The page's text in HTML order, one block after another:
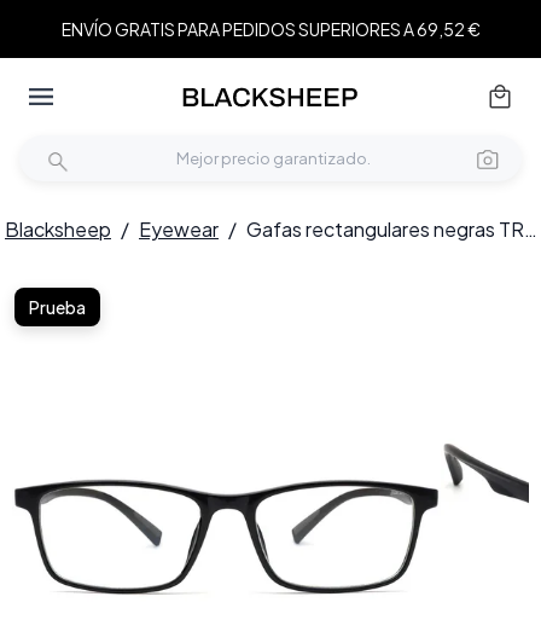
ENVÍO GRATIS PARA PEDIDOS SUPERIORES A 69,52 €
Blacksheep / Eyewear / Gafas rectangulares negras TR90 #BS0420-0041
Prueba